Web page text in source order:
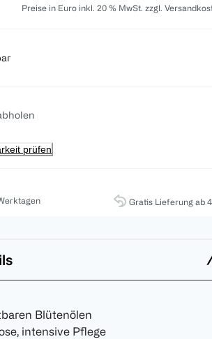
Preise in Euro inkl. 20 % MwSt. zzgl.
prüfen
Gratis Lieferung ab
Blütenölen
intensive Pflege